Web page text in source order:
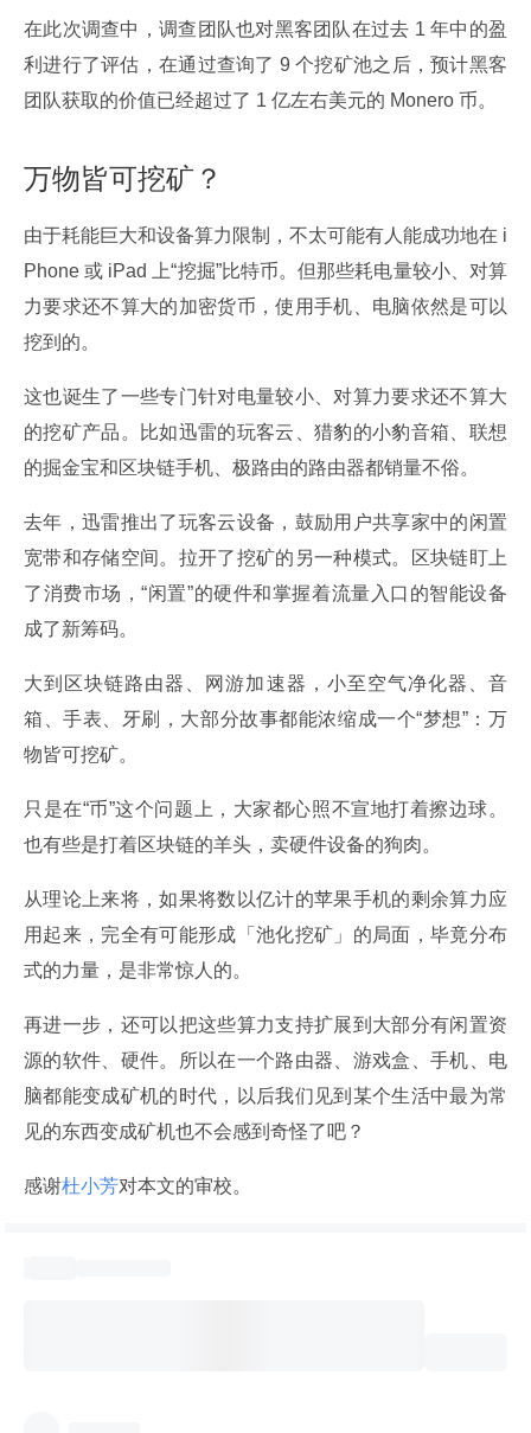
在此次调查中，调查团队也对黑客团队在过去 1 年中的盈
利进行了评估，在通过查询了 9 个挖矿池之后，预计黑客
团队获取的价值已经超过了 1 亿左右美元的 Monero 币。
万物皆可挖矿？
由于耗能巨大和设备算力限制，不太可能有人能成功地在 i
Phone 或 iPad 上“挖掘”比特币。但那些耗电量较小、对算
力要求还不算大的加密货币，使用手机、电脑依然是可以
挖到的。
这也诞生了一些专门针对电量较小、对算力要求还不算大
的挖矿产品。比如迅雷的玩客云、猎豹的小豹音箱、联想
的掘金宝和区块链手机、极路由的路由器都销量不俗。
去年，迅雷推出了玩客云设备，鼓励用户共享家中的闲置
宽带和存储空间。拉开了挖矿的另一种模式。区块链盯上
了消费市场，“闲置”的硬件和掌握着流量入口的智能设备
成了新筹码。
大到区块链路由器、网游加速器，小至空气净化器、音
箱、手表、牙刷，大部分故事都能浓缩成一个“梦想”：万
物皆可挖矿。
只是在“币”这个问题上，大家都心照不宣地打着擦边球。
也有些是打着区块链的羊头，卖硬件设备的狗肉。
从理论上来将，如果将数以亿计的苹果手机的剩余算力应
用起来，完全有可能形成「池化挖矿」的局面，毕竟分布
式的力量，是非常惊人的。
再进一步，还可以把这些算力支持扩展到大部分有闲置资
源的软件、硬件。所以在一个路由器、游戏盒、手机、电
脑都能变成矿机的时代，以后我们见到某个生活中最为常
见的东西变成矿机也不会感到奇怪了吧？
感谢杜小芳对本文的审校。